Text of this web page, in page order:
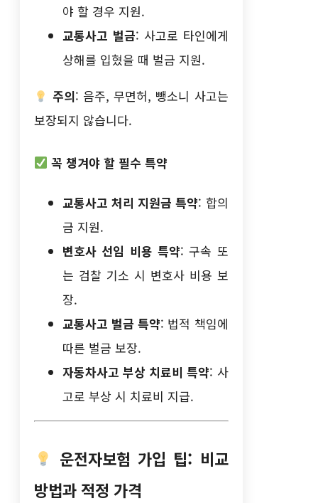
야 할 경우 지원.
교통사고 벌금: 사고로 타인에게
상해를 입혔을 때 벌금 지원.
주의: 음주, 무면허, 뺑소니 사고는
보장되지 않습니다.
꼭 챙겨야 할 필수 특약
교통사고 처리 지원금 특약: 합의
금 지원.
변호사 선임 비용 특약: 구속 또
는 검찰 기소 시 변호사 비용 보
장.
교통사고 벌금 특약: 법적 책임에
따른 벌금 보장.
자동차사고 부상 치료비 특약: 사
고로 부상 시 치료비 지급.
운전자보험 가입 팁: 비교
방법과 적정 가격